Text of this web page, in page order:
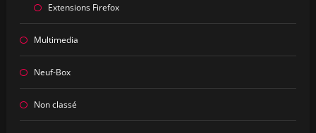
Extensions Firefox
Multimedia
Neuf-Box
Non classé